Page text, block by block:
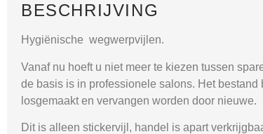
BESCHRIJVING
Hygiënische wegwerpvijlen.
Vanaf nu hoeft u niet meer te kiezen tussen
de basis is in professionele salons. Het
losgemaakt en vervangen worden door nieuwe.
Dit is alleen stickervijl, handel is apart